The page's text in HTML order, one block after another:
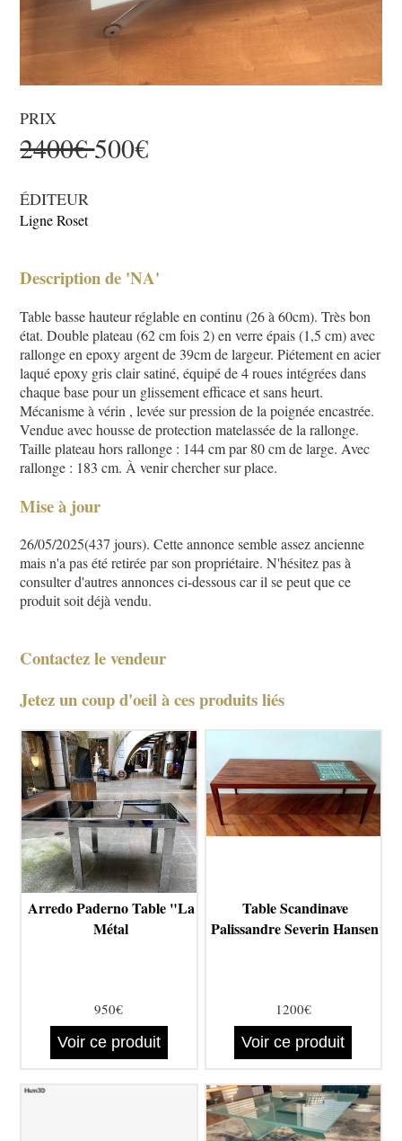
PRIX
2400€500€
ÉDITEUR
Ligne Roset
Description de 'NA'
Table basse hauteur réglable en continu (26 à 60cm). Très bon
état. Double plateau (62 cm fois 2) en verre épais (1,5 cm) avec
rallonge en epoxy argent de 39cm de largeur. Piétement en acier
laqué epoxy gris clair satiné, équipé de 4 roues intégrées dans
chaque base pour un glissement efficace et sans heurt.
Mécanisme à vérin , levée sur pression de la poignée encastrée.
Vendue avec housse de protection matelassée de la rallonge.
Taille plateau hors rallonge : 144 cm par 80 cm de large. Avec
rallonge : 183 cm. À venir chercher sur place.
Mise à jour
26/05/2025(437 jours). Cette annonce semble assez ancienne
mais n'a pas été retirée par son propriétaire. N'hésitez pas à
consulter d'autres annonces ci-dessous car il se peut que ce
produit soit déjà vendu.
Contactez le vendeur
Jetez un coup d'oeil à ces produits liés
Arredo Paderno Table "La
Métal
950€
Voir ce produit
Table Scandinave
Palissandre Severin Hansen
1200€
Voir ce produit